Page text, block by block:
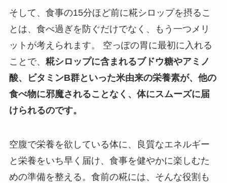
そして、食事の15分ほど前に糀シロップを摂るこ
とは、食べ過ぎを防ぐだけでなく、もう一つメリ
ットが考えられます。 空っぽの胃に最初に入れる
ことで、 糀シロップに含まれるブドウ糖やアミノ
酸、ビタミンB群といった米由来の栄養素が、他の
食べ物に邪魔されることなく、体にスムーズに届
けられるのです。
空腹で栄養を欲している体に、良質なエネルギー
と栄養をいち早く届け、食事を健やかに楽しむた
めの準備を整える。食前の糀には、そんな役割も